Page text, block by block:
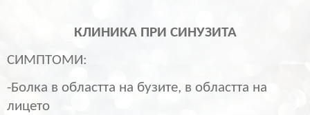
КЛИНИКА ПРИ СИНУЗИТА
СИМПТОМИ:
-Болка в областта на бузите, в областта на
лицето